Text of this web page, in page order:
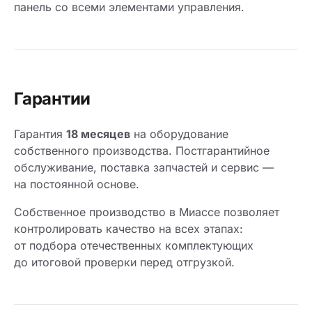
панель со всеми элементами управления.
Гарантии
Гарантия 18 месяцев на оборудование
собственного производства. Постгарантийное
обслуживание, поставка запчастей и сервис —
на постоянной основе.
Собственное производство в Миассе позволяет
контролировать качество на всех этапах:
от подбора отечественных комплектующих
до итоговой проверки перед отгрузкой.